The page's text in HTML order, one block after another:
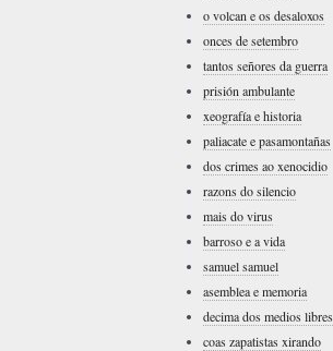
o volcan e os desaloxos
onces de setembro
tantos señores da guerra
prisión ambulante
xeografía e historia
paliacate e pasamontañas
dos crimes ao xenocidio
razons do silencio
mais do virus
barroso e a vida
samuel samuel
asemblea e memoria
decima dos medios libres
coas zapatistas xirando